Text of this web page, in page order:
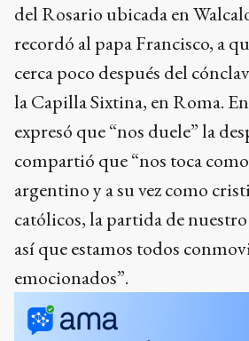
del Rosario ubicada en
recordó al papa Francisco, a
cerca poco después del
la Capilla Sixtina, en Roma.
expresó que “nos duele” la
compartió que “nos toca
argentino y a su vez como
católicos, la partida de
así que estamos todos
emocionados”.